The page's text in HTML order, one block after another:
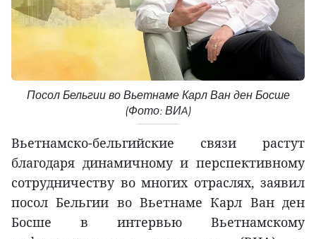
Посол Бельгии во Вьетнаме Карл Ван ден Босше
(Фото: ВИA)
Вьетнамско-бельгийские связи растут
благодаря динамичному и перспективному
сотрудничеству во многих отраслях, заявил
посол Бельгии во Вьетнаме Карл Ван ден
Босше в интервью Вьетнамскому